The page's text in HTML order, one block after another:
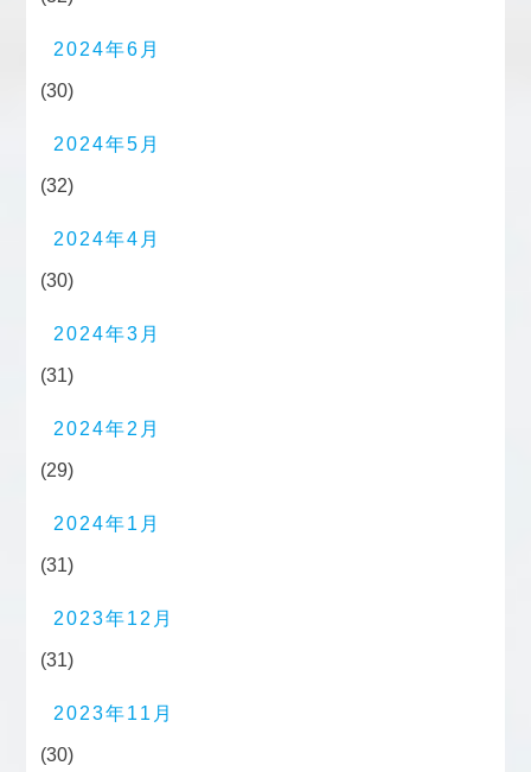
2024年6月
(30)
2024年5月
(32)
2024年4月
(30)
2024年3月
(31)
2024年2月
(29)
2024年1月
(31)
2023年12月
(31)
2023年11月
(30)